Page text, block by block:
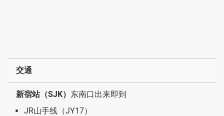
交通
新宿站（SJK） 东南口出来即到
JR山手线（JY17）